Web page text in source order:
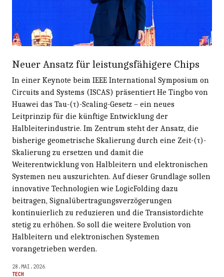
Neuer Ansatz für leistungsfähigere Chips
In einer Keynote beim IEEE International Symposium on
Circuits and Systems (ISCAS) präsentiert He Tingbo von
Huawei das Tau-(τ)-Scaling-Gesetz – ein neues
Leitprinzip für die künftige Entwicklung der
Halbleiterindustrie. Im Zentrum steht der Ansatz, die
bisherige geometrische Skalierung durch eine Zeit-(τ)-
Skalierung zu ersetzen und damit die
Weiterentwicklung von Halbleitern und elektronischen
Systemen neu auszurichten. Auf dieser Grundlage sollen
innovative Technologien wie LogicFolding dazu
beitragen, Signalübertragungsverzögerungen
kontinuierlich zu reduzieren und die Transistordichte
stetig zu erhöhen. So soll die weitere Evolution von
Halbleitern und elektronischen Systemen
vorangetrieben werden.
28.MAI.2026
TECH